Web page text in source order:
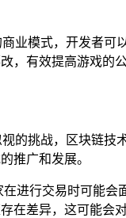
业模式，开发者
有效提高游戏的
的挑战，区块链
推广和发展。
进行交易时可能
在差异，这可能会